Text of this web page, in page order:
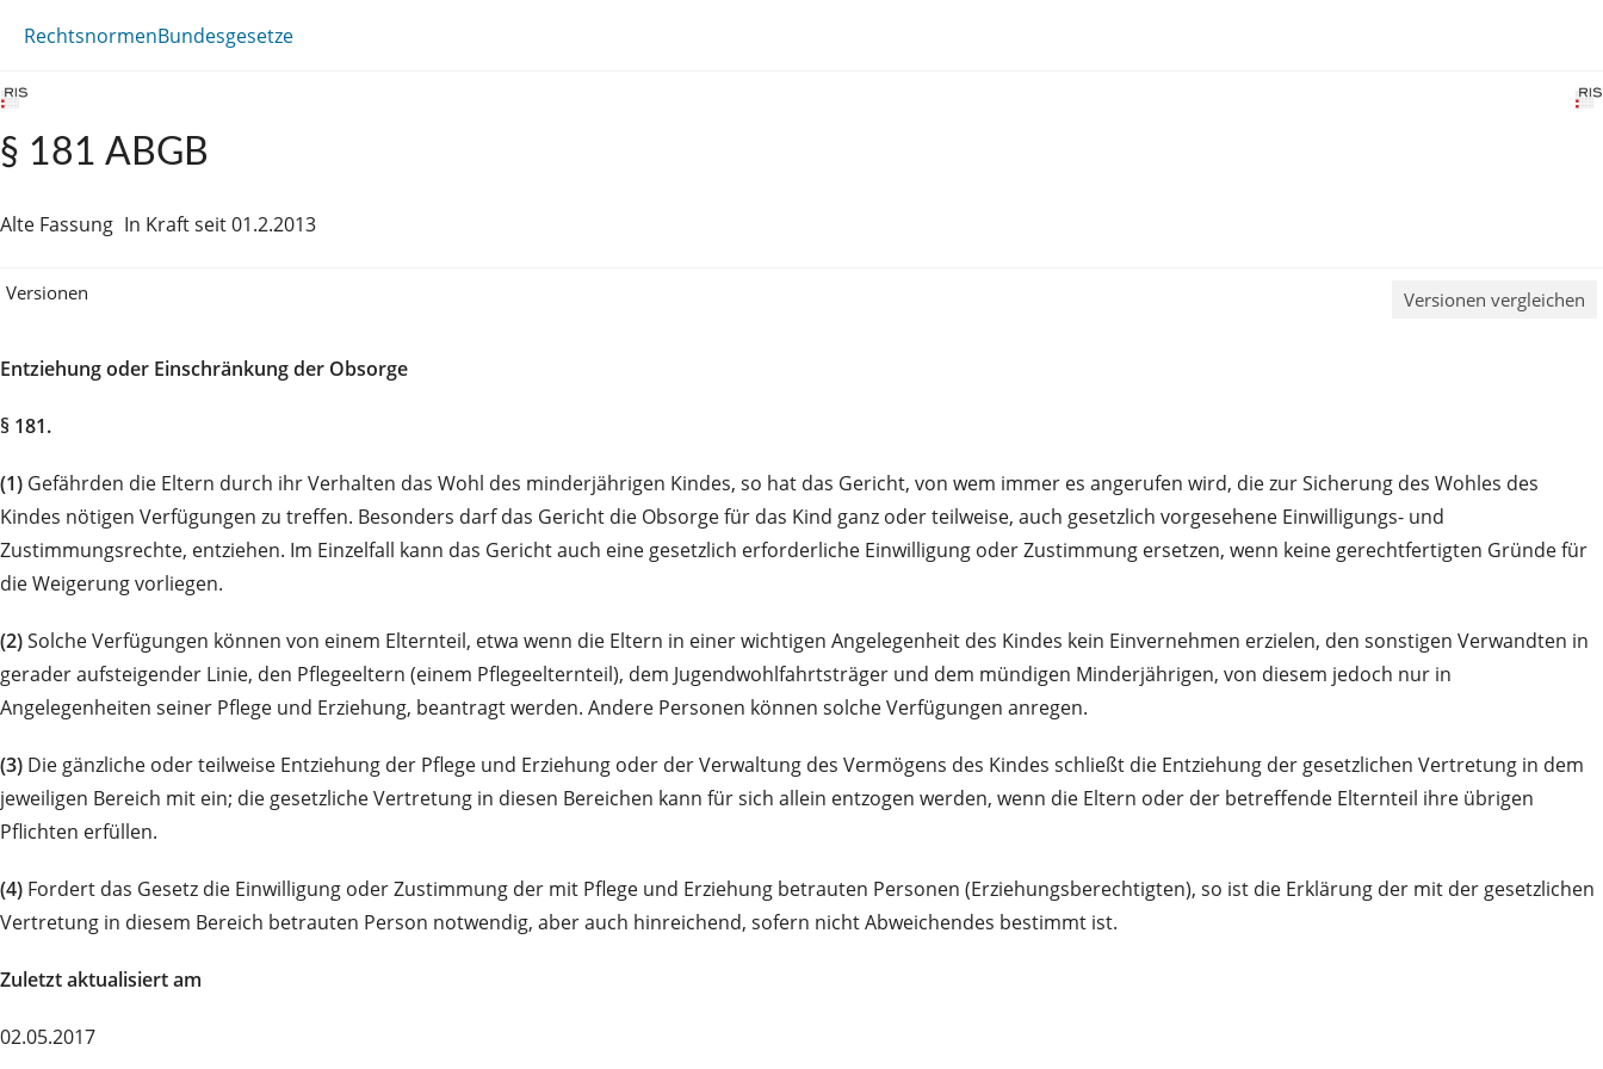
RechtsnormenBundesgesetze
§ 181 ABGB
Alte Fassung In Kraft seit 01.2.2013
Versionen Versionen vergleichen
Entziehung oder Einschränkung der Obsorge
§ 181.
(1) Gefährden die Eltern durch ihr Verhalten das Wohl des minderjährigen Kindes, so hat das Gericht, von wem immer es angerufen wird, die zur Sicherung des Wohles des
Kindes nötigen Verfügungen zu treffen. Besonders darf das Gericht die Obsorge für das Kind ganz oder teilweise, auch gesetzlich vorgesehene Einwilligungs- und
Zustimmungsrechte, entziehen. Im Einzelfall kann das Gericht auch eine gesetzlich erforderliche Einwilligung oder Zustimmung ersetzen, wenn keine gerechtfertigten Gründe für
die Weigerung vorliegen.
(2)Solche Verfügungen können von einem Elternteil, etwa wenn die Eltern in einer wichtigen Angelegenheit des Kindes kein Einvernehmen erzielen, den sonstigen Verwandten in
gerader aufsteigender Linie, den Pflegeeltern (einem Pflegeelternteil), dem Jugendwohlfahrtsträger und dem mündigen Minderjährigen, von diesem jedoch nur in
Angelegenheiten seiner Pflege und Erziehung, beantragt werden. Andere Personen können solche Verfügungen anregen.
(3) Die gänzliche oder teilweise Entziehung der Pflege und Erziehung oder der Verwaltung des Vermögens des Kindes schließt die Entziehung der gesetzlichen Vertretung in dem
jeweiligen Bereich mit ein; die gesetzliche Vertretung in diesen Bereichen kann für sich allein entzogen werden, wenn die Eltern oder der betreffende Elternteil ihre übrigen
Pflichten erfüllen.
(4) Fordert das Gesetz die Einwilligung oder Zustimmung der mit Pflege und Erziehung betrauten Personen (Erziehungsberechtigten), so ist die Erklärung der mit der gesetzlichen
Vertretung in diesem Bereich betrauten Person notwendig, aber auch hinreichend, sofern nicht Abweichendes bestimmt ist.
Zuletzt aktualisiert am
02.05.2017